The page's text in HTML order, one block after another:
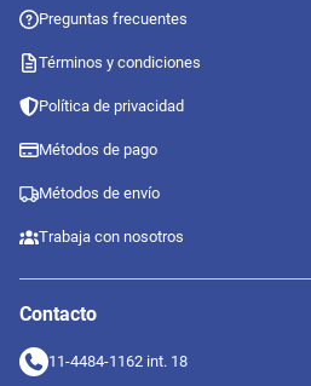
Preguntas frecuentes
Términos y condiciones
Política de privacidad
Métodos de pago
Métodos de envío
Trabaja con nosotros
Contacto
11-4484-1162 int. 18